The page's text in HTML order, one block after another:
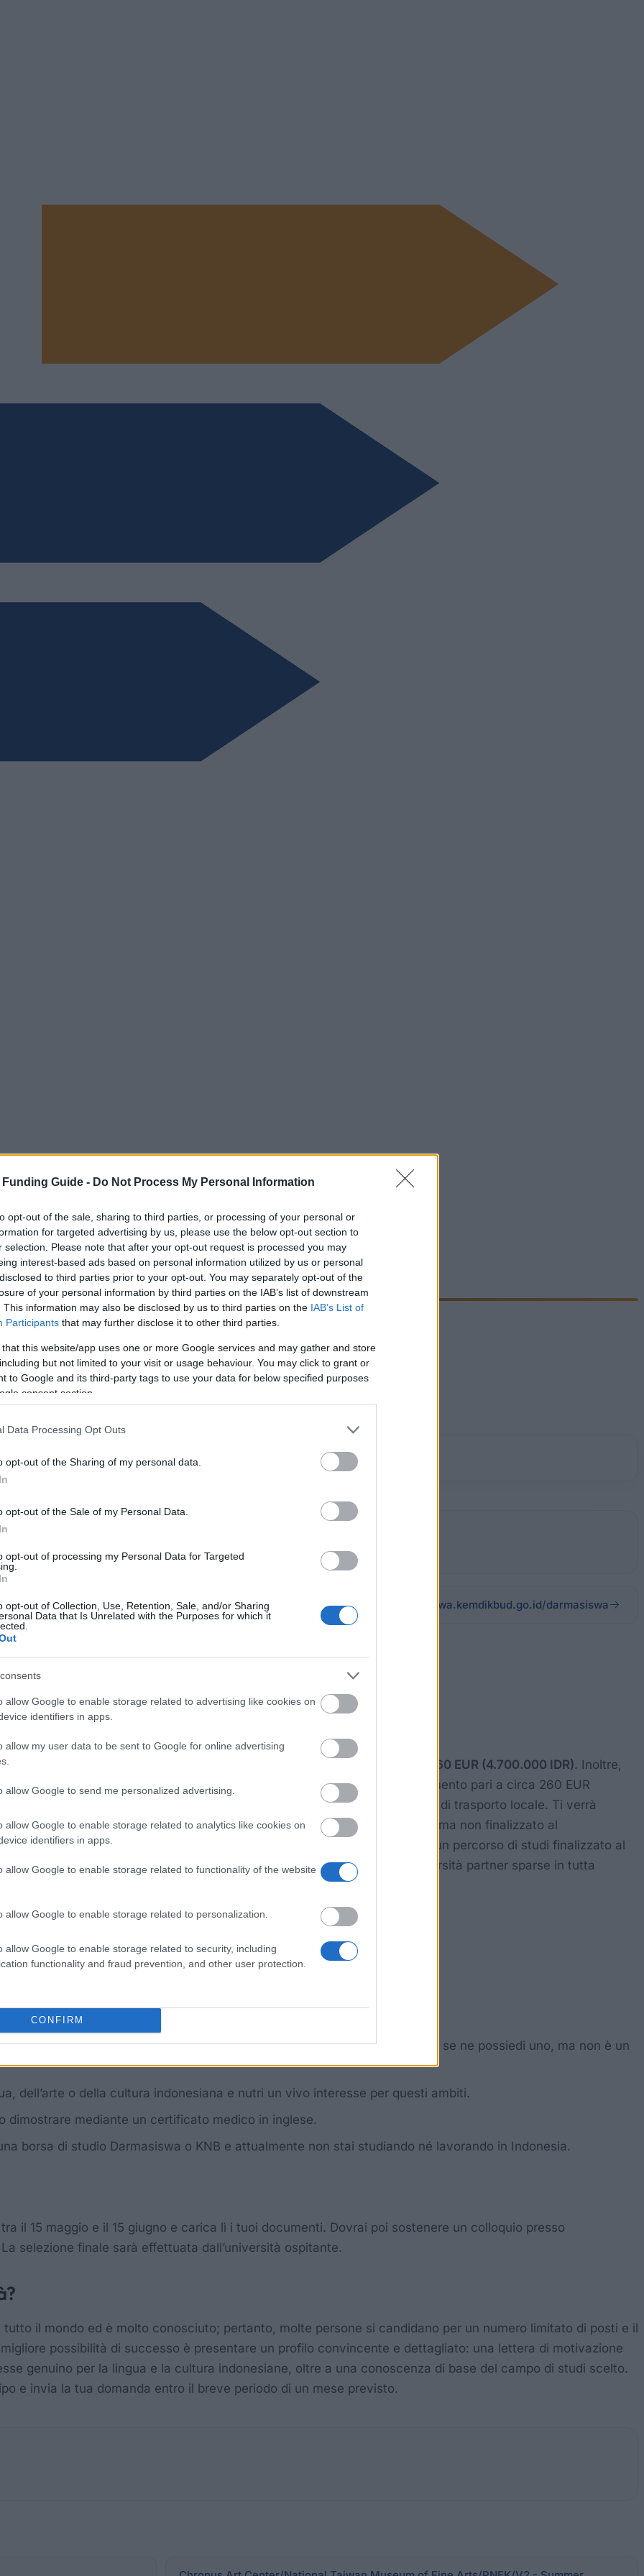
Funding Guide - Do Not Process My Personal Information
opt-out of the sale, sharing to third parties, or processing of your personal or
for targeted advertising by us, please use the below opt-out section to
selection. Please note that after your opt-out request is processed you may
interest-based ads based on personal information utilized by us or personal
to third parties prior to your opt-out. You may separately opt-out of the
of your personal information by third parties on the IAB’s list of downstream
This information may also be disclosed by us to third parties on the IAB’s List of
Participants that may further disclose it to other third parties.
that this website/app uses one or more Google services and may gather and store
but not limited to your visit or usage behaviour. You may click to grant or
to Google and its third-party tags to use your data for below specified purposes
consent section.
Data Processing Opt Outs
opt-out of the Sharing of my personal data.
opt-out of the Sale of my Personal Data.
opt-out of processing my Personal Data for Targeted
opt-out of Collection, Use, Retention, Sale, and/or Sharing
Data that Is Unrelated with the Purposes for which it
allow Google to enable storage related to advertising like cookies on
identifiers in apps.
allow my user data to be sent to Google for online advertising
allow Google to send me personalized advertising.
allow Google to enable storage related to analytics like cookies on
identifiers in apps.
allow Google to enable storage related to functionality of the website
allow Google to enable storage related to personalization.
allow Google to enable storage related to security, including
functionality and fraud prevention, and other user protection.
CONFIRM
darmasiswa.kemdikbud.go.id/darmasiswa
in Indonesia, riceverai un' mensile di soggiorno di circa 260 EUR (4.700.000 IDR). Inoltre,
a circa 110 EUR (2.000.000 IDR) e un’indennità una tantum di insediamento pari a circa 260 EUR
di orientamento a Giacarta, saranno coperti anche i costi di alloggio e di trasporto locale. Ti verrà
locale per tutta la durata del tuo soggiorno. Si tratta di un programma non finalizzato al
un corso di lingua e cultura della durata di un anno anziché seguire un percorso di studi finalizzato al
dal governo indonesiano e studierai presso una delle circa 54 università partner sparse in tutta
provvedere tu stesso al loro pagamento.
paese intrattenga relazioni diplomatiche con l’Indonesia.
secondaria superiore o un titolo equivalente.
Un certificato come il TOEFL, il TOEIC o l’IELTS costituisce un vantaggio, se ne possiedi uno, ma non è un
dell’arte o della cultura indonesiana e nutri un vivo interesse per questi ambiti.
dimostrare mediante un certificato medico in inglese.
borsa di studio Darmasiswa o KNB e attualmente non stai studiando né lavorando in Indonesia.
il 15 maggio e il 15 giugno e carica lì i tuoi documenti. Dovrai poi sostenere un colloquio presso
selezione finale sarà effettuata dall’università ospitante.
il mondo ed è molto conosciuto; pertanto, molte persone si candidano per un numero limitato di posti e il
possibilità di successo è presentare un profilo convincente e dettagliato: una lettera di motivazione
genuino per la lingua e la cultura indonesiane, oltre a una conoscenza di base del campo di studi scelto.
e invia la tua domanda entro il breve periodo di un mese previsto.